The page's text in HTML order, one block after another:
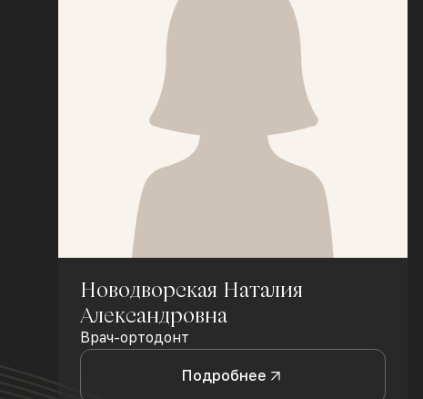
Новодворская Наталия
Александровна
Врач-ортодонт
Подробнее